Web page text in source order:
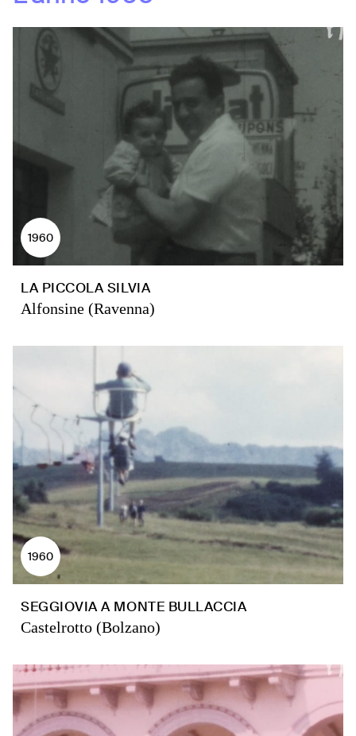
1960
LA PICCOLA SILVIA
Alfonsine (Ravenna)
1960
SEGGIOVIA A MONTE BULLACCIA
Castelrotto (Bolzano)